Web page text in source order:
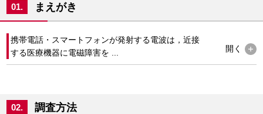
01. まえがき
携帯電話・スマートフォンが発射する電波は，近接
する医療機器に電磁障害を ...
開く
02. 調査方法